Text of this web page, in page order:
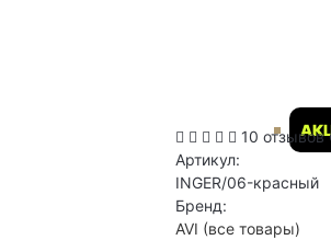
10 отзывов
Артикул:
INGER/06-красный
Бренд:
AVI (все товары)